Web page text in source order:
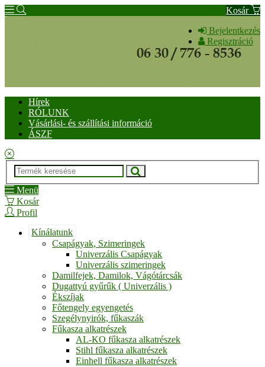
Kosár
Bejelentkezés
Regisztráció
Hírek
RÓLUNK
Vásárlási- és szállítási információ
ÁSZF
Menü
Kosár
Profil
Kínálatunk
Csapágyak, Szimeringek
Univerzális Csapágyak
Univerzális szimeringek
Damilfejek, Damilok, Vágótárcsák
Dugattyú gyűrűk ( Univerzális )
Ékszíjak
Főtengely egyengetés
Szegélynyirók, fűkaszák
Fűkasza alkatrészek
AL-KO fűkasza alkatrészek
Stihl fűkasza alkatrészek
Einhell fűkasza alkatrészek